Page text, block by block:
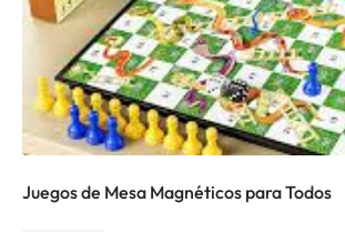
Juegos de Mesa Magnéticos para Todos